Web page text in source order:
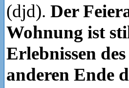
(djd). Der
Wohnung ist
Erlebnissen
anderen Ende